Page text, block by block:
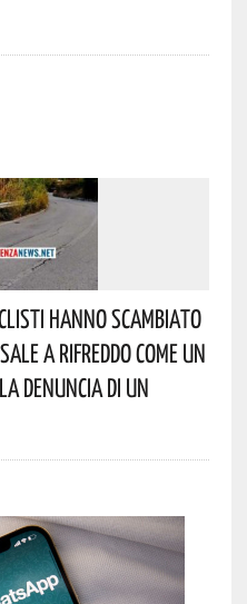
Hanno Scambiato
A Rifreddo Come Un
Denuncia Di Un